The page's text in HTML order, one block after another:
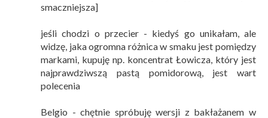
smaczniejsza]
jeśli chodzi o przecier - kiedyś go unikałam, ale
widzę, jaka ogromna różnica w smaku jest pomiędzy
markami, kupuję np. koncentrat Łowicza, który jest
najprawdziwszą pastą pomidorową, jest wart
polecenia
Belgio - chętnie spróbuję wersji z bakłażanem w